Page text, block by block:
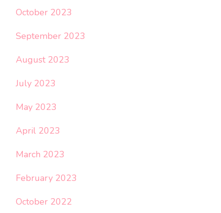
October 2023
September 2023
August 2023
July 2023
May 2023
April 2023
March 2023
February 2023
October 2022